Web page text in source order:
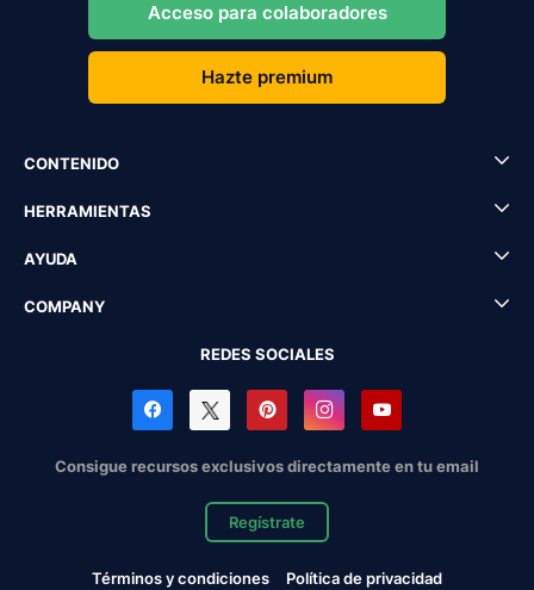
Acceso para colaboradores
Hazte premium
CONTENIDO
HERRAMIENTAS
AYUDA
COMPANY
REDES SOCIALES
Consigue recursos exclusivos directamente en tu email
Regístrate
Términos y condiciones
Política de privacidad